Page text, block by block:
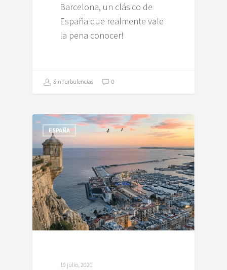
Barcelona, un clásico de
España que realmente vale
la pena conocer!
SinTurbulencias 0
ESPAÑA
19 julio, 2020